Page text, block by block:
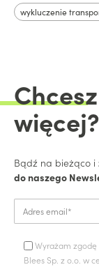
wykluczenie
Chcesz
więcej?
Bądź na bieżąco i
do naszego
Wyrażam
Blees Sp. z o.o. w